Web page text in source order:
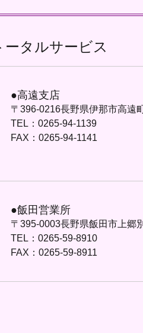
タルサービス
●高遠支店
〒396-0216長野県伊那市高遠
TEL：0265-94-1139
FAX：0265-94-1141
●飯田営業所
〒395-0003長野県飯田市上郷
TEL：0265-59-8910
FAX：0265-59-8911